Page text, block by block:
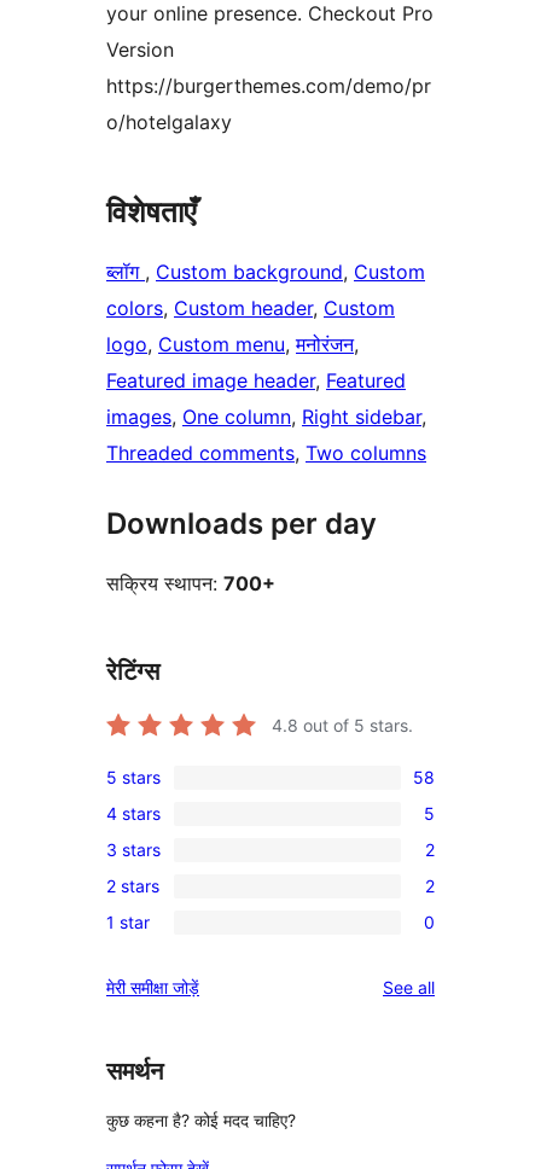
your online presence. Checkout Pro
Version
https://burgerthemes.com/demo/pr
o/hotelgalaxy
विशेषताएँ
ब्लॉग , Custom background, Custom
colors, Custom header, Custom
logo, Custom menu, मनोरंजन
Featured image header, Featured
images, One column, Right sidebar
Threaded comments, Two columns
Downloads per day
सक्रिय स्थापन: 700+
रेटिंग्स
4.8 out of 5 stars.
58
5-
star
reviews
5 stars 58
5
4-
star
reviews
4 stars 5
2
3-
star
3 stars 2
2
2-
reviews
2 stars 2
0
star
1 star 0
मेरी समीक्षा जोड़ें See allreviews
समर्थन
कुछ कहना है? कोई मदद चाहिए?